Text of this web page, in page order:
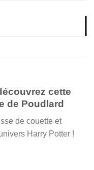
cette
de Poudlard
de couette et
Harry Potter !